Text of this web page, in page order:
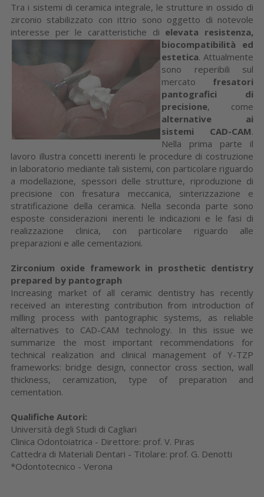
Tra i sistemi di ceramica integrale, le strutture in ossido di
zirconio stabilizzato con ittrio sono oggetto di notevole
interesse per le caratteristiche di elevata resistenza,
biocompatibilità ed
estetica. Attualmente
sono reperibili sul
mercato fresatori
pantografici di
precisione, come
alternative ai
sistemi CAD-CAM.
Nella prima parte il
lavoro illustra concetti inerenti le procedure di costruzione
in laboratorio mediante tali sistemi, con particolare riguardo
a modellazione, spessori delle strutture, riproduzione di
precisione con fresatura meccanica, sinterizzazione e
stratificazione della ceramica. Nella seconda parte sono
esposte considerazioni inerenti le indicazioni e le fasi di
realizzazione clinica, con particolare riguardo alle
preparazioni e alle cementazioni.
Zirconium oxide framework in prosthetic dentistry
prepared by pantograph
Increasing market of all ceramic dentistry has recently
received an interesting contribution from introduction of
milling process with pantographic systems, as reliable
alternatives to CAD-CAM technology. In this issue we
summarize the most important recommendations for
technical realization and clinical management of Y-TZP
frameworks: bridge design, connector cross section, wall
thickness, ceramization, type of preparation and
cementation.
Qualifiche Autori:
Università degli Studi di Cagliari
Clinica Odontoiatrica - Direttore: prof. V. Piras
Cattedra di Materiali Dentari - Titolare: prof. G. Denotti
*Odontotecnico - Verona